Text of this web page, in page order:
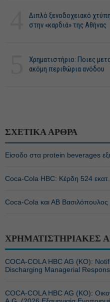
Διπλό ξενοδοχειακό
στην «καρδιά» της Αθήνας
Χρηματιστήριο: Ποιες
ακόμη περιθώρια ανόδου
ΣΧΕΤΙΚΑ ΑΡΘΡΑ
Είσοδο στα protein beverages
Coca-Cola HBC: Κέρδη 524
Coca-Cola και ΑΒ Βασιλόπουλος
ΧΡΗΜΑΤΙΣΤΗΡΙΑΚΕΣ
COCA-COLA HBC AG (ΚΟ):
Discharging Managerial
COCA-COLA HBC AG (ΚΟ):